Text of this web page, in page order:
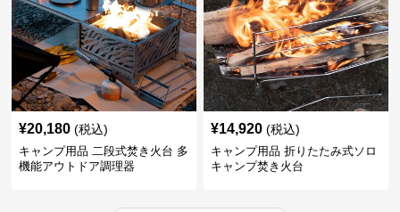
¥20,180 (税込)
キャンプ用品 二段式焚き火台 多
機能アウトドア調理器
¥14,920 (税込)
キャンプ用品 折りたたみ式ソロ
キャンプ焚き火台